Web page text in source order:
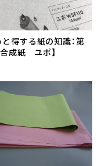
と得する紙の知識：第
合成紙 ユポ】